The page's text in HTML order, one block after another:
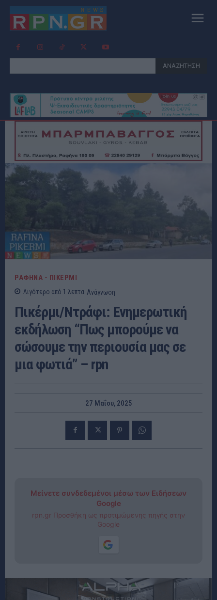
ΑΝΑΖΗΤΗΣΗ
ΡΑΦΗΝΑ - ΠΙΚΕΡΜΙ
Λιγότερο από 1 λεπτα Ανάγνωση
Πικέρμι/Ντράφι: Ενημερωτική
εκδήλωση “Πως μπορούμε να
σώσουμε την περιουσία μας σε
μια φωτιά” – rpn
27 Μαΐου, 2025
Μείνετε συνδεδεμένοι μέσω των Ειδήσεων
Google
rpn.gr Προσθήκη ως προτιμώμενης πηγής στην
Google